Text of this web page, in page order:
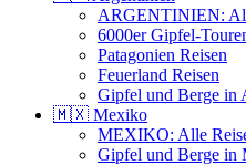
ARGENTINIEN:
6000er Gipfel-
Patagonien Reisen
Feuerland Reisen
Gipfel und Berge in
🇲🇽 Mexiko
MEXIKO: Alle
Gipfel und Berge in